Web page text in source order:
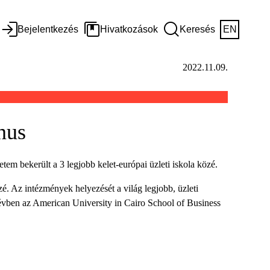
Bejelentkezés Hivatkozások Keresés EN
2022.11.09.
bekerült a 3 legjobb kelet-európai üzleti iskola közé.
Az intézmények helyezését a világ legjobb, üzleti
az American University in Cairo School of Business